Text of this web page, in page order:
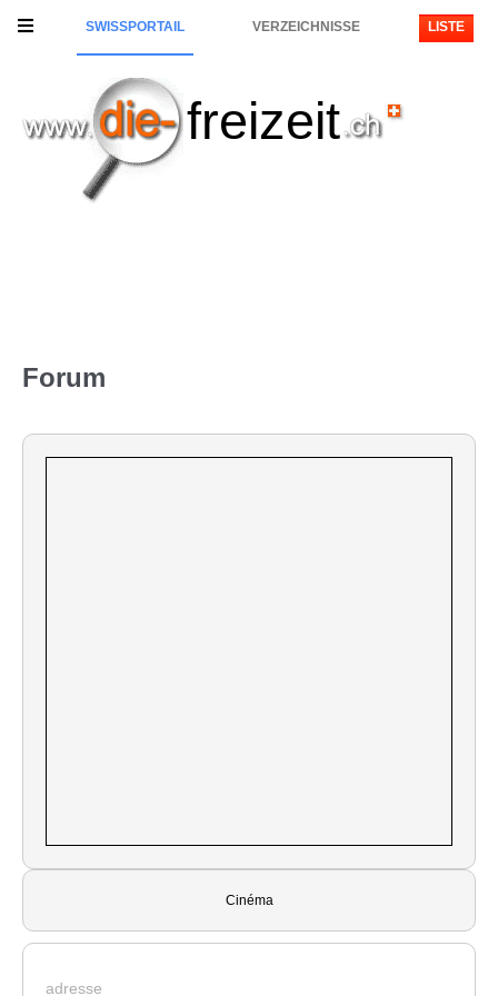
SWISSPORTAIL VERZEICHNISSE LISTE
freizeit
Forum
Cinéma
adresse